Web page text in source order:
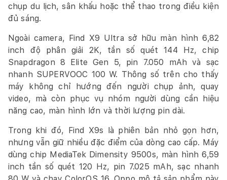
chụp du lịch, sân khấu hoặc thể thao trong điều kiện
đủ sáng.
Ngoài camera, Find X9 Ultra sở hữu màn hình 6,82
inch độ phân giải 2K, tần số quét 144 Hz, chip
Snapdragon 8 Elite Gen 5, pin 7.050 mAh và sạc
nhanh SUPERVOOC 100 W. Thông số trên cho thấy
máy không chỉ hướng đến người chụp ảnh, quay
video, mà còn phục vụ nhóm người dùng cần hiệu
năng cao, màn hình lớn và thời lượng pin dài.
Trong khi đó, Find X9s là phiên bản nhỏ gọn hơn,
nhưng vẫn giữ nhiều đặc điểm của dòng cao cấp. Máy
dùng chip MediaTek Dimensity 9500s, màn hình 6,59
inch tần số quét 120 Hz, pin 7.025 mAh, sạc nhanh